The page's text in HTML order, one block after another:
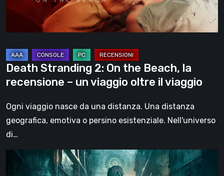
recensione
–
viaggio
oltre
il
Death Stranding 2: On the Beach, la
recensione – un viaggio oltre il viaggio
Ogni viaggio nasce da una distanza. Una distanza
geografica, emotiva o persino esistenziale. Nell'universo
di…
Steelrising,